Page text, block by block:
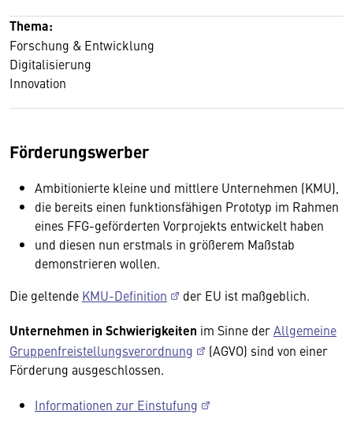
Thema:
Forschung & Entwicklung
Digitalisierung
Innovation
Förderungswerber
Ambitionierte kleine und mittlere Unternehmen (KMU),
die bereits einen funktionsfähigen Prototyp im Rahmen
eines FFG-geförderten Vorprojekts entwickelt haben
und diesen nun erstmals in größerem Maßstab
demonstrieren wollen.
Die geltende KMU-Definition der EU ist maßgeblich.
Unternehmen in Schwierigkeiten im Sinne derAllgemeine
Gruppenfreistellungsverordnung
(AGVO) sind von einer
Förderung ausgeschlossen.
Informationen zur Einstufung